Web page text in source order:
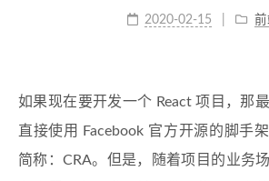
2020-02-15
如果现在要开发一个 React 项目，那
直接使用 Facebook 官方开源的脚手
简称：CRA。但是，随着项目的业务